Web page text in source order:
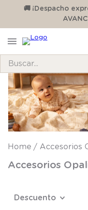
🚚 ¡Despacho
Accesorios
Accesorios
Descuento
TÉRMINOS MÁS
1.
pijama
2.
calcetines
zapatillas
6
panty